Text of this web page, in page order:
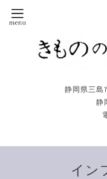
静岡県三島
静
イン